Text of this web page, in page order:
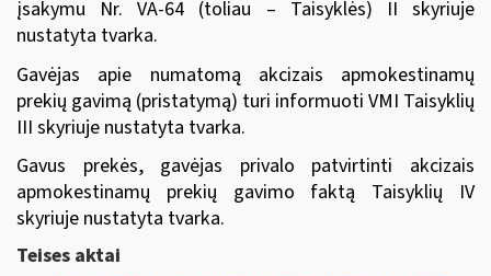
įsakymu Nr. VA-64 (toliau – Taisyklės) II skyriuje
nustatyta tvarka.
Gavėjas apie numatomą akcizais apmokestinamų
prekių gavimą (pristatymą) turi informuoti VMI Taisyklių
III skyriuje nustatyta tvarka.
Gavus prekės, gavėjas privalo patvirtinti akcizais
apmokestinamų prekių gavimo faktą Taisyklių IV
skyriuje nustatyta tvarka.
Teises aktai